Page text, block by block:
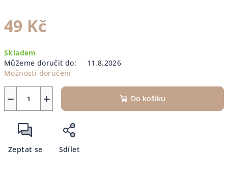
49 Kč
cena:
Skladem
Můžeme doručit do:
11.8.2026
Možnosti doručení
+
− Do košíku
Zeptat se Sdílet